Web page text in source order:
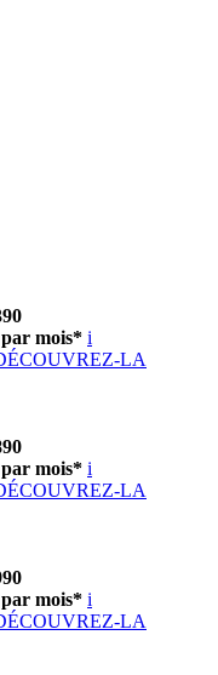
mois* i
LA
mois* i
LA
mois* i
LA